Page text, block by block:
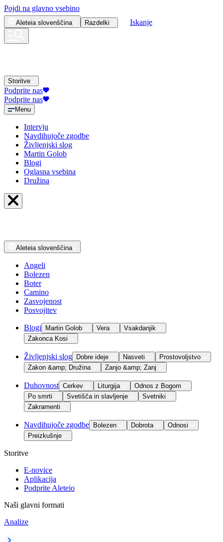
Pojdi na glavno vsebino
Aleteia slovenščina Razdelki Iskanje
Storitve
Podprite nas
Podprite nas
Menu
Intervju
Navdihujoče zgodbe
Življenjski slog
Martin Golob
Blogi
Oglasna vsebina
Družina
Aleteia slovenščina
Angeli
Bolezen
Boter
Camino
Zasvojenost
Posvojitev
Blogi Martin Golob Vera
Vsakdanjik
Zakonca Kosi
Življenjski slog Dobre ideje Nasveti
Prostovoljstvo
Zakon &amp; Družina
Zanjo &amp; Zanj
Duhovnost Cerkev Liturgija
Odnos z Bogom
Po smrti
Svetišča in slavljenje
Svetniki
Zakramenti
Navdihujoče zgodbe Bolezen Dobrota
Odnosi
Preizkušnje
Storitve
E-novice
Aplikacija
Podprite Aleteio
Naši glavni formati
Analize